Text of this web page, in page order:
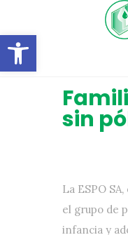
Abrir barra
sin
La ESPO
el grupo de
infancia y